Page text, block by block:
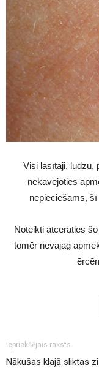
Visi lasītāji, lūdzu,
nekavējoties
nepieciešams,
Noteikti atceraties
tomēr nevajag
Iepriekšējais raksts
Nākušas klajā sliktas